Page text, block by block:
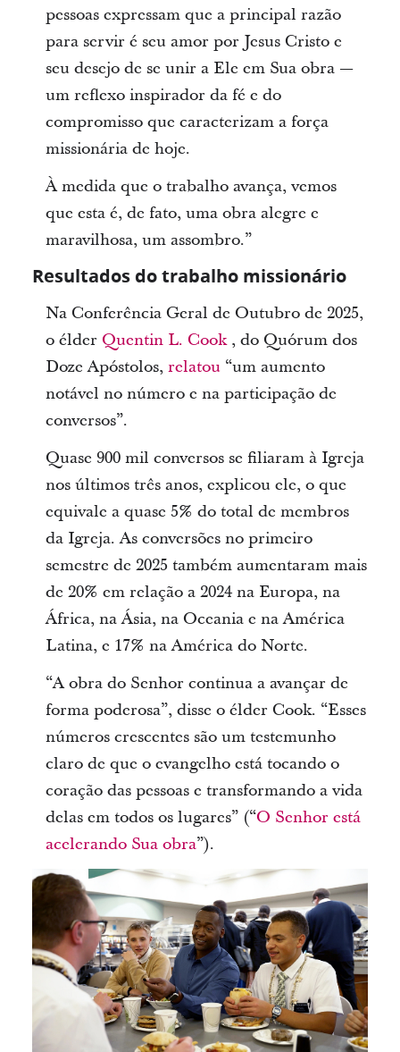
pessoas expressam que a principal razão
para servir é seu amor por Jesus Cristo e
seu desejo de se unir a Ele em Sua obra —
um reflexo inspirador da fé e do
compromisso que caracterizam a força
missionária de hoje.
À medida que o trabalho avança, vemos
que esta é, de fato, uma obra alegre e
maravilhosa, um assombro.”
Resultados do trabalho missionário
Na Conferência Geral de Outubro de 2025,
o élder Quentin L. Cook, do Quórum dos
Doze Apóstolos, relatou “um aumento
notável no número e na participação de
conversos”.
Quase 900 mil conversos se filiaram à Igreja
nos últimos três anos, explicou ele, o que
equivale a quase 5% do total de membros
da Igreja. As conversões no primeiro
semestre de 2025 também aumentaram mais
de 20% em relação a 2024 na Europa, na
África, na Ásia, na Oceania e na América
Latina, e 17% na América do Norte.
“A obra do Senhor continua a avançar de
forma poderosa”, disse o élder Cook. “Esses
números crescentes são um testemunho
claro de que o evangelho está tocando o
coração das pessoas e transformando a vida
delas em todos os lugares” (“O Senhor está
acelerando Sua obra”).